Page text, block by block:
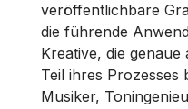
veröffentlichbare
die führende
Kreative, die
Teil ihres Prozesses
Musiker,